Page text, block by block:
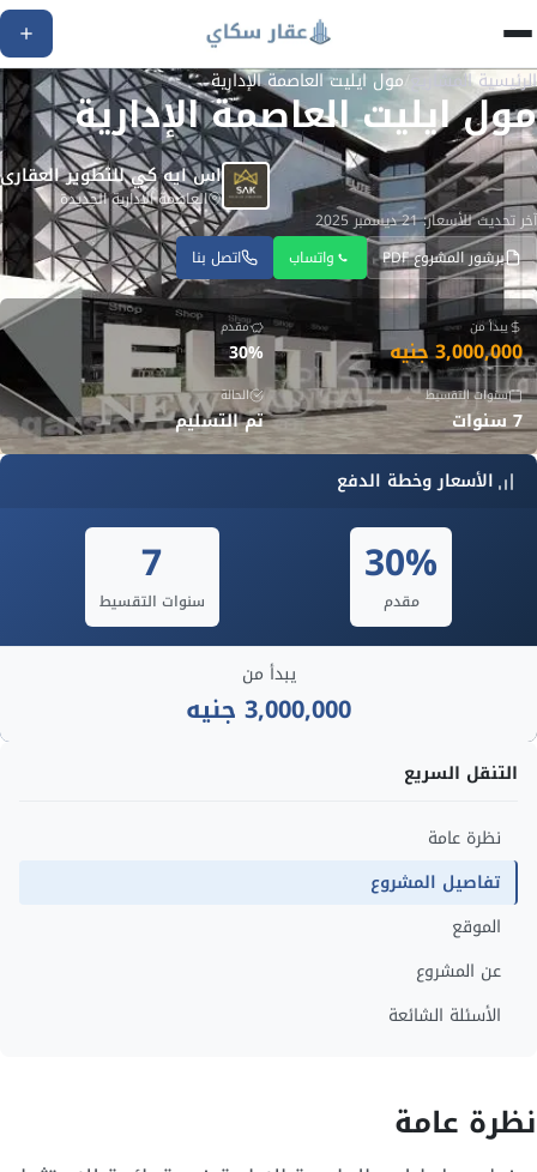
الرئيسية/المشاريع /مول ايليت العاصمة الإدارية
مول ايليت العاصمة الإدارية
برشور المشروع PDF واتساب اتصل بنا
آخر تحديث للأسعار: 21 ديسمبر 2025
اس ايه كي للتطوير العقارى
العاصمة الإدارية الجديدة
يبدأ من
3,000,000 جنيه
مقدم
30%
سنوات التقسيط
7 سنوات
الحالة
تم التسليم
نظرة عامة
التنقل السريع
نظرة عامة
تفاصيل المشروع
الموقع
عن المشروع
الأسئلة الشائعة
الأسعار وخطة الدفع
30%
مقدم
7
سنوات التقسيط
يبدأ من
3,000,000 جنيه